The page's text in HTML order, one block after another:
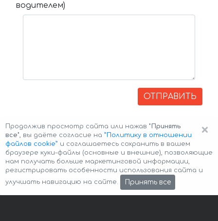
водителем)
ОТПРАВИТЬ
Авторские права © 2026 Авто-Аренда Cookie Policy
×
Продолжив просмотр сайта или нажав "Принять
все", вы даёте согласие на ”Политику в отношении
файлов cookie” и соглашаетесь сохранить в вашем
браузере куки-файлы (основные и внешние), позволяющие
нам получать больше маркетинговой информации,
регистрировать особенности использования сайта и
улучшать навигацию на сайте.
Принять все